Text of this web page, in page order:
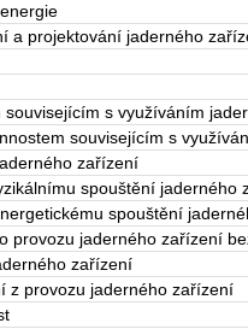
a projektování jaderného
s využíváním
souvisejícím s
zařízení
spouštění jaderného
spouštění
provozu jaderného zařízení
zařízení
z provozu jaderného zařízení